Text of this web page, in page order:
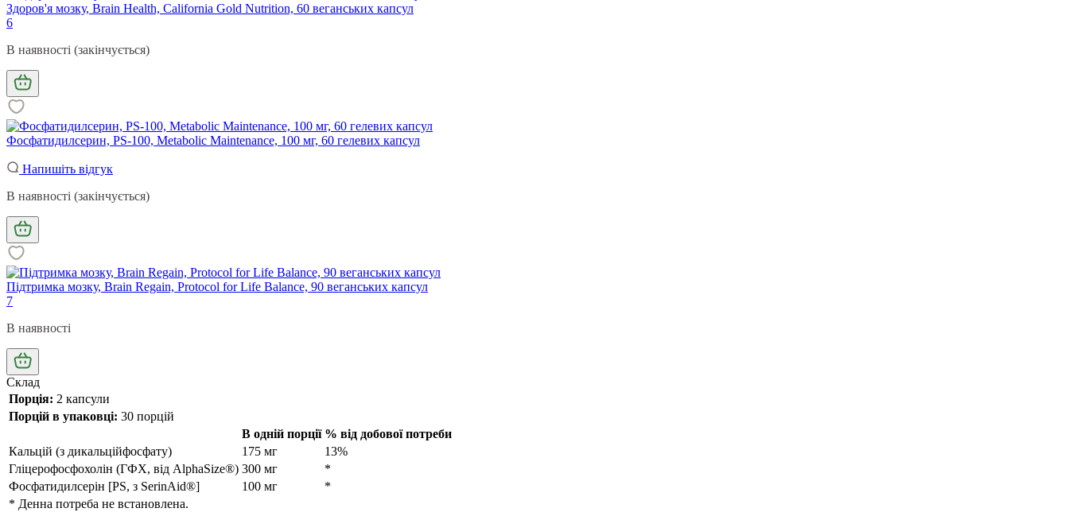
Здоров'я мозку, Brain Health, California Gold Nutrition, 60 веганських капсул
6
В наявності (закінчується)
Фосфатидилсерин, PS-100, Metabolic Maintenance, 100 мг, 60 гелевих капсул
Напишіть відгук
В наявності (закінчується)
Підтримка мозку, Brain Regain, Protocol for Life Balance, 90 веганських капсул
7
В наявності
Склад
Порція: 2 капсули
Порцій в упаковці: 30 порцій
В одній порції % від добової потреби
Кальцій (з дикальційфосфату)
175 мг
13%
Гліцерофосфохолін (ГФХ, від AlphaSize®) 300 мг
*
Фосфатидилсерін [PS, з SerinAid®]
100 мг
*
* Денна потреба не встановлена.